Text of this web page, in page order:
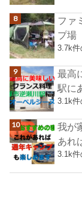
ファ
プ場
3.7k件
最高
駅に
3.1k件
我が
あれ
3.1k件